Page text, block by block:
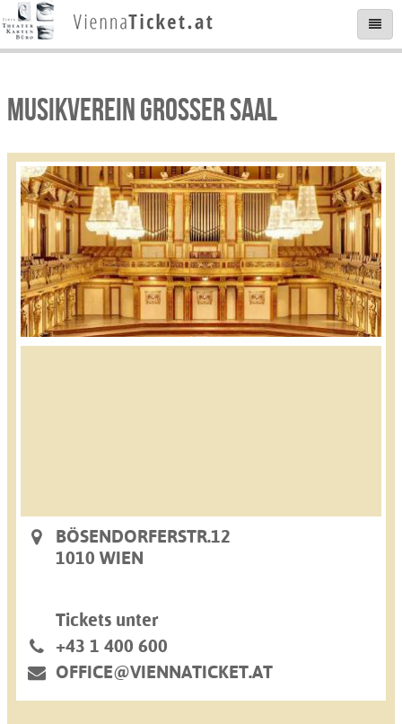
MUSIKVEREIN GROSSER SAAL
BÖSENDORFERSTR.12
1010 WIEN
Tickets unter
+43 1 400 600
OFFICE@VIENNATICKET.AT